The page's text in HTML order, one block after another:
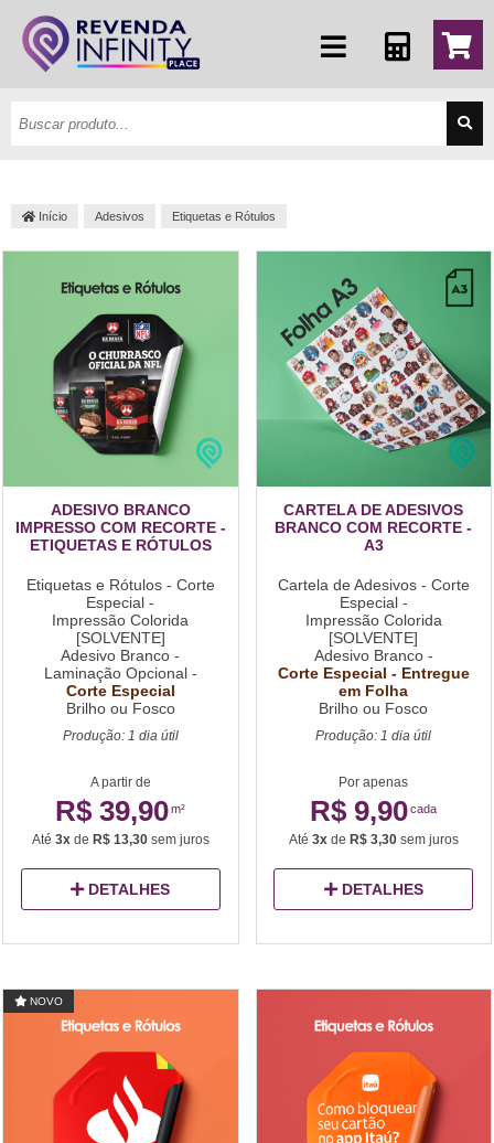
Início Adesivos Etiquetas e Rótulos
ADESIVO BRANCO
IMPRESSO COM RECORTE -
ETIQUETAS E RÓTULOS
Etiquetas e Rótulos - Corte
Especial -
Impressão Colorida
[SOLVENTE]
Adesivo Branco -
Laminação Opcional -
Corte Especial
Brilho ou Fosco
Produção: 1 dia útil
A partir de
R$ 39,90m²
Até 3xde R$ 13,30sem juros
DETALHES
CARTELA DE ADESIVOS
BRANCO COM RECORTE -
A3
Cartela de Adesivos - Corte
Especial -
Impressão Colorida
[SOLVENTE]
Adesivo Branco -
Corte Especial - Entregue
em Folha
Brilho ou Fosco
Produção: 1 dia útil
Por apenas
R$ 9,90cada
Até 3xde R$ 3,30sem juros
DETALHES
NOVO